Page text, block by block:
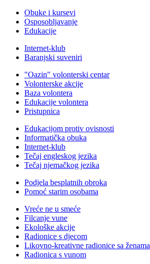
Obuke i kursevi
Osposobljavanje
Edukacije
Internet-klub
Baranjski suveniri
"Oazin" volonterski centar
Volonterske akcije
Baza volontera
Edukacije volontera
Pristupnica
Edukacijom protiv ovisnosti
Informatička obuka
Internet-klub
Tečaj engleskog jezika
Tečaj njemačkog jezika
Podjela besplatnih obroka
Pomoć starim osobama
Vreće ne u smeće
Filcanje vune
Ekološke akcije
Radionice s djecom
Likovno-kreativne radionice sa ženama
Radionica s vunom